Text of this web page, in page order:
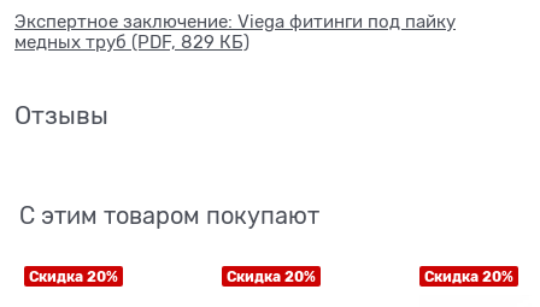
Экспертное заключение: Viega фитинги под пайку
медных труб (PDF, 829 КБ)
Отзывы
С этим товаром покупают
Скидка 20% Скидка 20% Скидка 20%